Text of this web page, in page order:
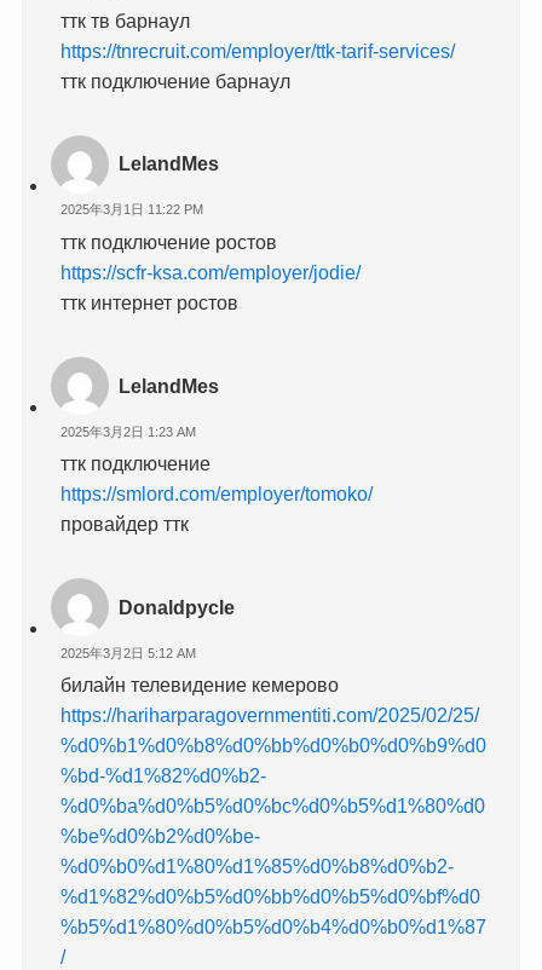
ттк тв барнаул
https://tnrecruit.com/employer/ttk-tarif-services/
ттк подключение барнаул
LelandMes
2025年3月1日 11:22 PM
ттк подключение ростов
https://scfr-ksa.com/employer/jodie/
ттк интернет ростов
LelandMes
2025年3月2日 1:23 AM
ттк подключение
https://smlord.com/employer/tomoko/
провайдер ттк
Donaldpycle
2025年3月2日 5:12 AM
билайн телевидение кемерово
https://hariharparagovernmentiti.com/2025/02/25/
%d0%b1%d0%b8%d0%bb%d0%b0%d0%b9%d0
%bd-%d1%82%d0%b2-
%d0%ba%d0%b5%d0%bc%d0%b5%d1%80%d0
%be%d0%b2%d0%be-
%d0%b0%d1%80%d1%85%d0%b8%d0%b2-
%d1%82%d0%b5%d0%bb%d0%b5%d0%bf%d0
%b5%d1%80%d0%b5%d0%b4%d0%b0%d1%87
/